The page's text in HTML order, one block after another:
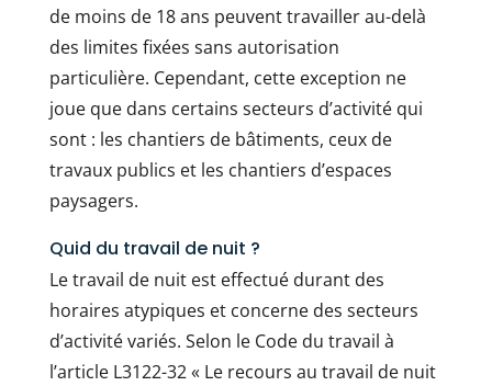
de moins de 18 ans peuvent travailler au-delà
des limites fixées sans autorisation
particulière. Cependant, cette exception ne
joue que dans certains secteurs d’activité qui
sont : les chantiers de bâtiments, ceux de
travaux publics et les chantiers d’espaces
paysagers.
Quid du travail de nuit ?
Le travail de nuit est effectué durant des
horaires atypiques et concerne des secteurs
d’activité variés. Selon le Code du travail à
l’article L3122-32 « Le recours au travail de nuit